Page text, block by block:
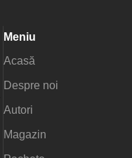
Meniu
Acasă
Despre noi
Autori
Magazin